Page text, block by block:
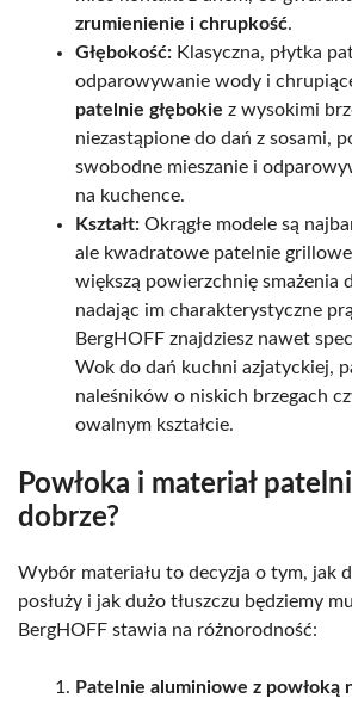
zrumienienie i chrupkość.
Głębokość: Klasyczna, płytka
odparowywanie wody i
patelnie głębokie z wysokimi
niezastąpione do dań z sosami,
swobodne mieszanie i
na kuchence.
Kształt: Okrągłe modele są
ale kwadratowe patelnie
większą powierzchnię smażenia
nadając im charakterystyczne
BergHOFF znajdziesz nawet
Wok do dań kuchni azjatyckiej,
naleśników o niskich brzegach
owalnym kształcie.
Powłoka i materiał
dobrze?
Wybór materiału to decyzja o tym, jak
posłuży i jak dużo tłuszczu będziemy
BergHOFF stawia na różnorodność:
Patelnie aluminiowe z powłoką